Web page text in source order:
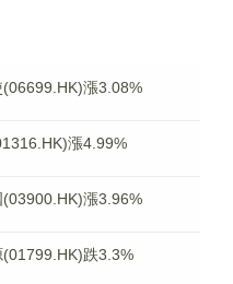
(06699.HK)漲3.08%
漲4.99%
(03900.HK)漲3.96%
(01799.HK)跌3.3%